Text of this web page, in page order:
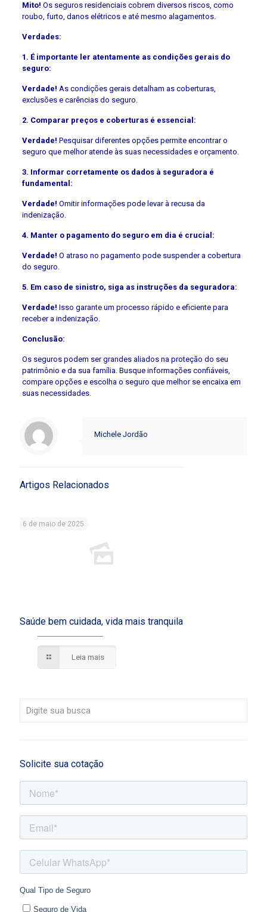
Mito! Os seguros residenciais cobrem diversos riscos, como
roubo, furto, danos elétricos e até mesmo alagamentos.
Verdades:
1. É importante ler atentamente as condições gerais do
seguro:
Verdade! As condições gerais detalham as coberturas,
exclusões e carências do seguro.
2. Comparar preços e coberturas é essencial:
Verdade! Pesquisar diferentes opções permite encontrar o
seguro que melhor atende às suas necessidades e orçamento.
3. Informar corretamente os dados à seguradora é
fundamental:
Verdade! Omitir informações pode levar à recusa da
indenização.
4. Manter o pagamento do seguro em dia é crucial:
Verdade! O atraso no pagamento pode suspender a cobertura
do seguro.
5. Em caso de sinistro, siga as instruções da seguradora:
Verdade! Isso garante um processo rápido e eficiente para
receber a indenização.
Conclusão:
Os seguros podem ser grandes aliados na proteção do seu
patrimônio e da sua família. Busque informações confiáveis,
compare opções e escolha o seguro que melhor se encaixa em
suas necessidades.
Michele Jordão
Artigos Relacionados
6 de maio de 2025
Saúde bem cuidada, vida mais tranquila
Leia mais
Solicite sua cotação